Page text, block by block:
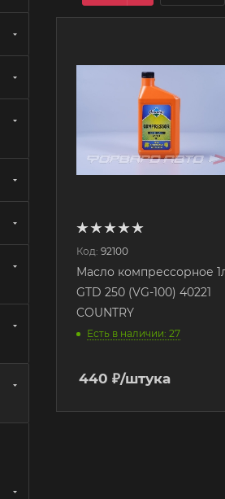
Код: 92100
Масло компрессорное
GTD 250 (VG-100) 40221
COUNTRY
Есть в наличии: 27
440 ₽/штука